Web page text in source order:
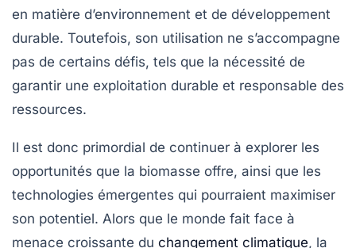
en matière d’environnement et de développement
durable. Toutefois, son utilisation ne s’accompagne
pas de certains défis, tels que la nécessité de
garantir une exploitation durable et responsable des
ressources.
Il est donc primordial de continuer à explorer les
opportunités que la biomasse offre, ainsi que les
technologies émergentes qui pourraient maximiser
son potentiel. Alors que le monde fait face à
menace croissante du changement climatique, la